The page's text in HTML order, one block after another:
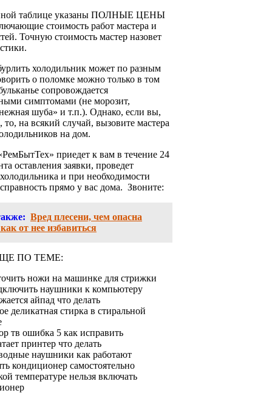
таблице указаны ПОЛНЫЕ ЦЕНЫ
стоимость работ мастера и
Точную стоимость мастер назовет
холодильник может по разным
о поломке можно только в том
сопровождается
симптомами (не морозит,
шуба» и т.п.). Однако, если вы,
то, на всякий случай, вызовите мастера
на дом.
приедет к вам в течение 24
оставления заявки, проведет
и при необходимости
прямо у вас дома. Звоните:
Вред плесени, чем опасна
от нее избавиться
ПО ТЕМЕ:
ножи на машинке для стрижки
наушники к компьютеру
айпад что делать
деликатная стирка в стиральной
тв ошибка 5 как исправить
принтер что делать
наушники как работают
кондиционер самостоятельно
температуре нельзя включать